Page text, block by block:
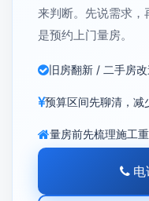
来判断。先说需求
是预约上门量房。
旧房翻新 / 二手房
预算区间先聊清，减
量房前先梳理施工
电